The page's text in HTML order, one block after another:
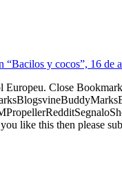
“Bacilos y cocos”, 16 de
Europeu. Close
like this then please